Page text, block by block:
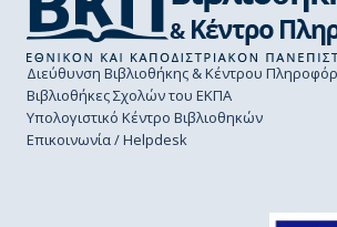
Διεύθυνση Βιβλιοθήκης & Κέντρου
Βιβλιοθήκες Σχολών του ΕΚΠΑ
Υπολογιστικό Κέντρο Βιβλιοθηκών
Επικοινωνία / Helpdesk